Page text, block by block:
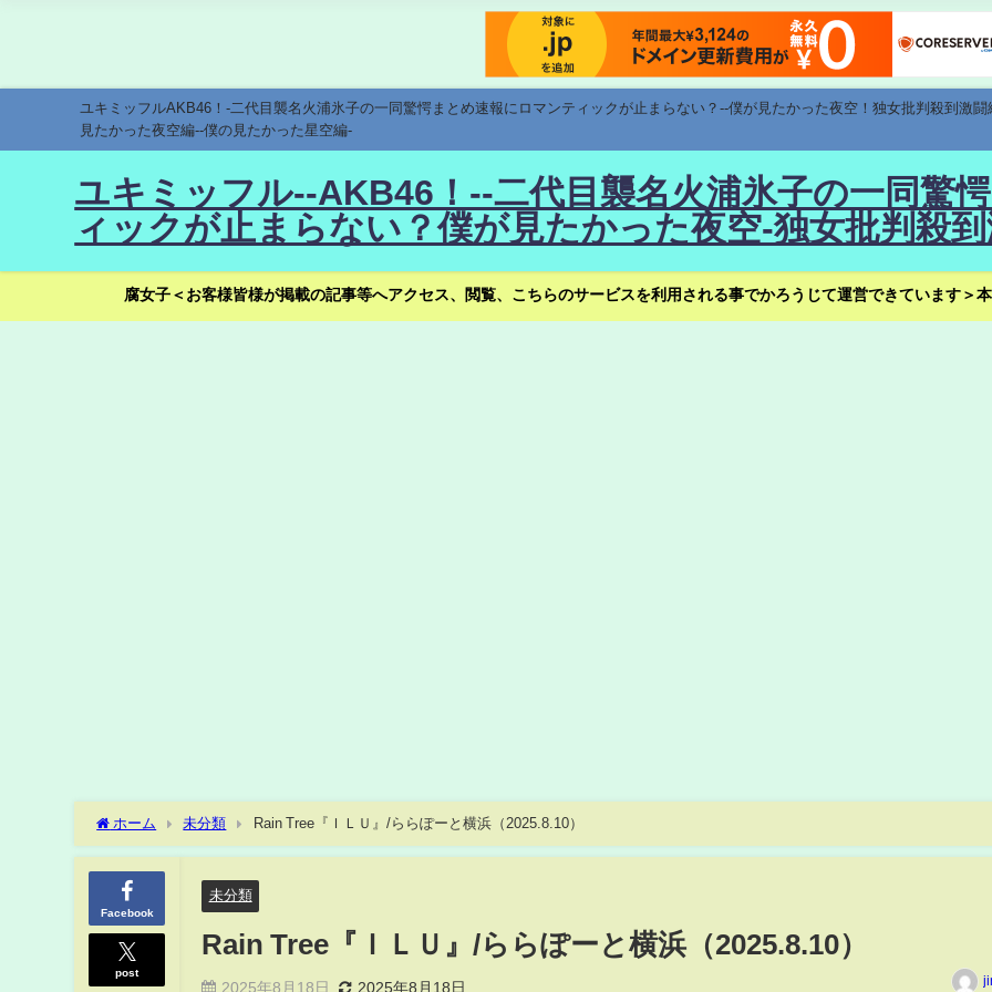
ユキミッフルAKB46！-二代目襲名火浦氷子の一同驚愕まとめ速報にロマンティックが止まらない？--僕が見たかった夜空！独女批判殺到激
見たかった夜空編--僕の見たかった星空編-
ユキミッフル--AKB46！--二代目襲名火浦氷子の一同驚
ィックが止まらない？僕が見たかった夜空-独女批判殺
腐女子＜お客様皆様が掲載の記事等へアクセス、閲覧、こちらのサービスを利用される事でかろうじて運営できています＞
ホーム 未分類 Rain Tree『ＩＬＵ』/ららぽーと横浜（2025.8.10）
Facebook
post
未分類
Rain Tree『ＩＬＵ』/ららぽーと横浜（2025.8.10）
2025年8月18日 2025年8月18日